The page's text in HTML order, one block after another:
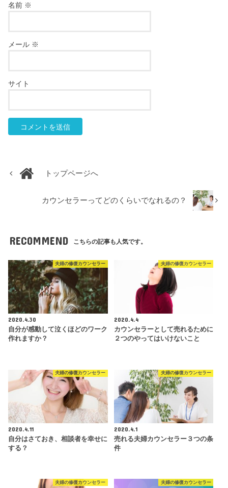
名前 ※
メール ※
サイト
トップページへ
カウンセラーってどのくらいでなれるの？
RECOMMEND こちらの記事も人気です。
夫婦の修復カウンセラー
2020.4.30
自分が感動して泣くほどのワーク
作れますか？
夫婦の修復カウンセラー
2020.4.4
カウンセラーとして売れるために
２つのやってはいけないこと
夫婦の修復カウンセラー
2020.4.11
自分はさておき、相談者を幸せに
する？
夫婦の修復カウンセラー
2020.4.1
売れる夫婦カウンセラー３つの条
件
夫婦の修復カウンセラー 夫婦の修復カウンセラー